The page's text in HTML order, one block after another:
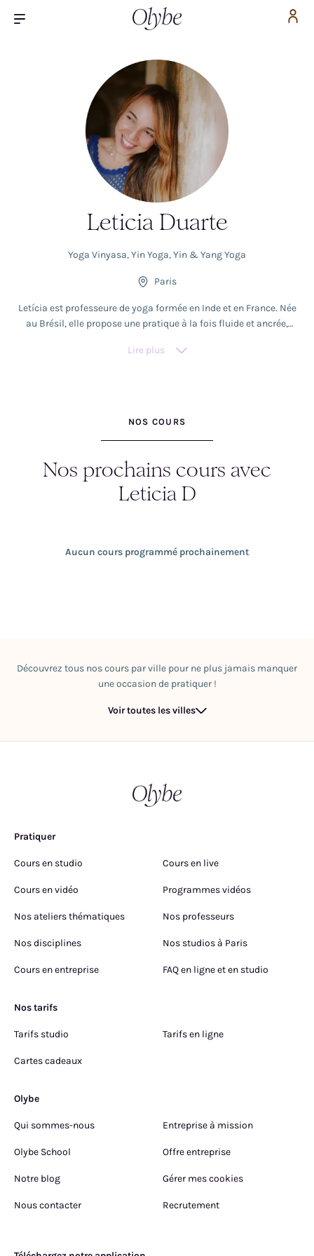
Leticia Duarte
Yoga Vinyasa,Yin Yoga,Yin & Yang Yoga
Paris
Letícia est professeure de yoga formée en Inde et en France. Née
au Brésil, elle propose une pratique à la fois fluide et ancrée,
les mantras trouvent naturellement leur place aux côtés des
Lire plus
NOS COURS
Nos prochains cours avec
Leticia D
Aucun cours programmé prochainement
Découvrez tous nos cours par ville pour ne plus jamais manquer
une occasion de pratiquer !
Voir toutes les villes
Pratiquer
Cours en studio Cours en live
Cours en vidéo Programmes vidéos
Nos ateliers thématiques Nos professeurs
Nos disciplines Nos studios à Paris
Cours en entreprise FAQ en ligne et en studio
Nos tarifs
Tarifs studio Tarifs en ligne
Cartes cadeaux
Olybe
Qui sommes-nous Entreprise à mission
Olybe School Offre entreprise
Notre blog Gérer mes cookies
Nous contacter Recrutement